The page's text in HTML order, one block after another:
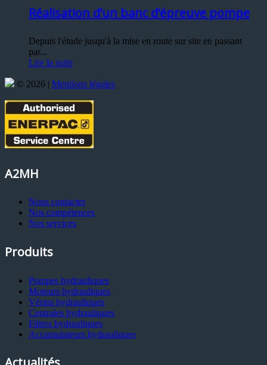
Réalisation d’un banc d’épreuve pompe
Depuis l'étude jusqu'à la mise en route sur site en passant
par...
Lire la suite
© 2026 | Mentions légales
A2MH
Nous contacter
Nos compétences
Nos services
Produits
Pompes hydrauliques
Moteurs hydrauliques
Vérins hydrauliques
Centrales hydrauliques
Filtres hydrauliques
Accumulateurs hydrauliques